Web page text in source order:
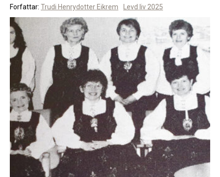
Forfattar: Trudi Henrydotter Eikrem Levd liv 2025